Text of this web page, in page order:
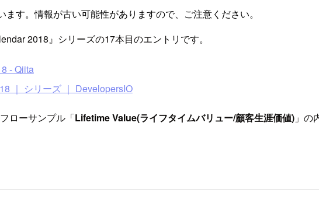
す。情報が古い可能性がありますので、ご注意ください。
2018』シリーズの17本目のエントリです。
- Qiita
｜ シリーズ ｜ DevelopersIO
ローサンプル「Lifetime Value(ライフタイムバリュー/顧客生涯価値) 」の